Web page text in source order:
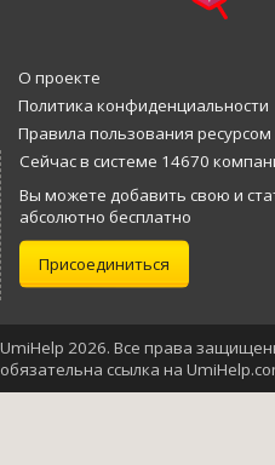
О проекте
Политика конфиденциальности
Правила пользования ресурсом
Сейчас в системе 14670
Вы можете добавить свою и
абсолютно бесплатно
Присоединиться
UmiHelp 2026. Все права
обязательна ссылка на